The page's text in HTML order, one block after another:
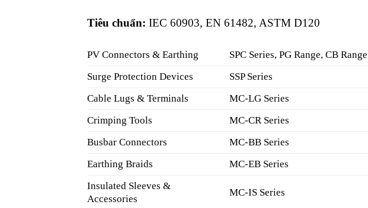
Tiêu chuẩn: IEC 60903, EN 61482, ASTM D120
PV Connectors & Earthing SPC Series, PG Range, CB Range
Surge Protection Devices
SSP Series
Cable Lugs & Terminals
MC-LG Series
Crimping Tools
MC-CR Series
Busbar Connectors
MC-BB Series
Earthing Braids
MC-EB Series
Insulated Sleeves &
Accessories
MC-IS Series